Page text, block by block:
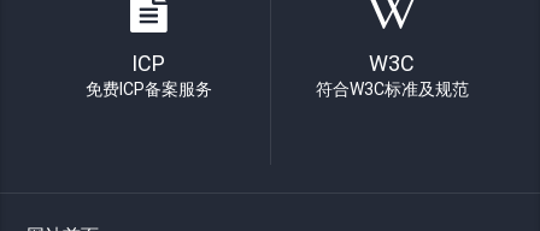
ICP
免费ICP备案服务
W3C
符合W3C标准及规范